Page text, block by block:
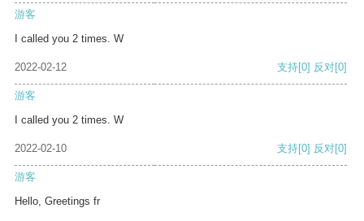
游客
I called you 2 times. W
2022-02-12 支持[0] 反对[0]
游客
I called you 2 times. W
2022-02-10 支持[0] 反对[0]
游客
Hello, Greetings fr